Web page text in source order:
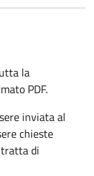
la
PDF.
inviata al
chieste
tratta di